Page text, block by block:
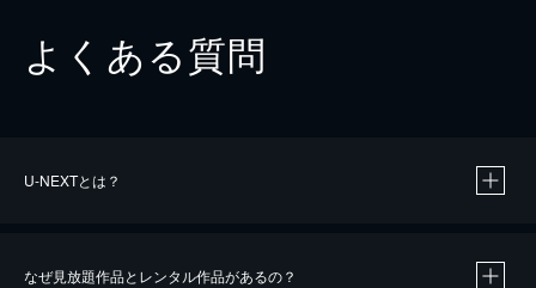
よくある質問
U-NEXTとは？
なぜ見放題作品とレンタル作品があるの？